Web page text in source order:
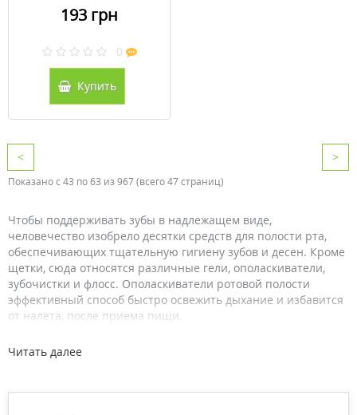
193 грн
0
Купить
< >
Показано с 43 по 63 из 967 (всего 47 страниц)
Чтобы поддерживать зубы в надлежащем виде,
человечество изобрело десятки средств для полости рта,
обеспечивающих тщательную гигиену зубов и десен. Кроме
щетки, сюда относятся различные гели, ополаскиватели,
зубочистки и флосс. Ополаскиватели ротовой полости
эффективный способ быстро освежить дыхание и избавится
от налета, после приема пищи.
Виды ополаскивателей для рта
регулярно подтверждают, что использование
Читать далее